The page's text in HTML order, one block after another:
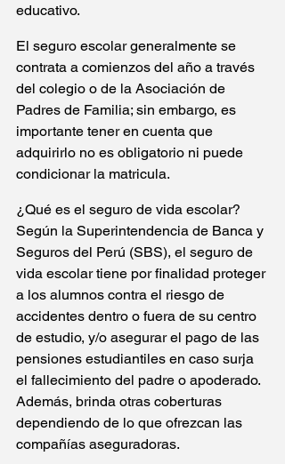
educativo.
El seguro escolar generalmente se
contrata a comienzos del año a través
del colegio o de la Asociación de
Padres de Familia; sin embargo, es
importante tener en cuenta que
adquirirlo no es obligatorio ni puede
condicionar la matricula.
¿Qué es el seguro de vida escolar?
Según la Superintendencia de Banca y
Seguros del Perú (SBS), el seguro de
vida escolar tiene por finalidad proteger
a los alumnos contra el riesgo de
accidentes dentro o fuera de su centro
de estudio, y/o asegurar el pago de las
pensiones estudiantiles en caso surja
el fallecimiento del padre o apoderado.
Además, brinda otras coberturas
dependiendo de lo que ofrezcan las
compañías aseguradoras.